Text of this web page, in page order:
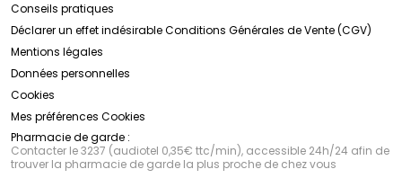
Conseils pratiques
Déclarer un effet indésirableConditions Générales de Vente (CGV)
Mentions légales
Données personnelles
Cookies
Mes préférences Cookies
Pharmacie de garde :
Contacter le 3237 (audiotel 0,35€ ttc/min), accessible 24h/24 afin de
trouver la pharmacie de garde la plus proche de chez vous